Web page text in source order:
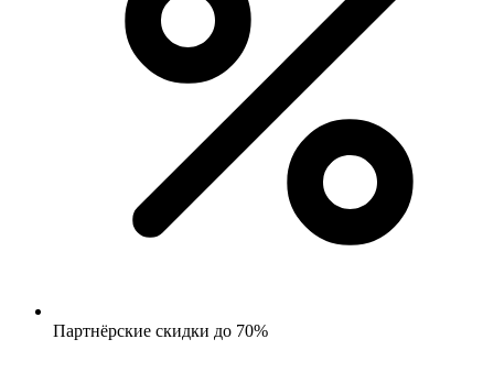
Партнёрские скидки до 70%